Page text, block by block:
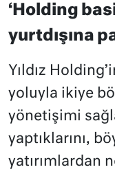
‘Holding
yurtdışına
Yıldız
yoluyla ikiye
yönetişimi
yaptıklarını,
yatırımlardan